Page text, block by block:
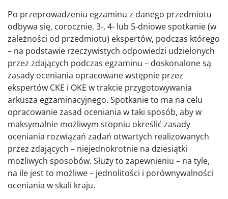
Po przeprowadzeniu egzaminu z danego przedmiotu
odbywa się, corocznie, 3-, 4- lub 5-dniowe spotkanie (w
zależności od przedmiotu) ekspertów, podczas którego
– na podstawie rzeczywistych odpowiedzi udzielonych
przez zdających podczas egzaminu – doskonalone są
zasady oceniania opracowane wstępnie przez
ekspertów CKE i OKE w trakcie przygotowywania
arkusza egzaminacyjnego. Spotkanie to ma na celu
opracowanie zasad oceniania w taki sposób, aby w
maksymalnie możliwym stopniu określić zasady
oceniania rozwiązań zadań otwartych realizowanych
przez zdających – niejednokrotnie na dziesiątki
możliwych sposobów. Służy to zapewnieniu – na tyle,
na ile jest to możliwe – jednolitości i porównywalności
oceniania w skali kraju.